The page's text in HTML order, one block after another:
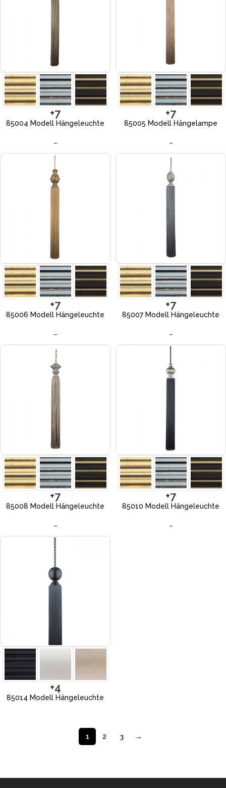
+7
85004 Modell Hängeleuchte
–
+7
85005 Modell Hängelampe
–
+7
85006 Modell Hängeleuchte
–
+7
85007 Modell Hängeleuchte
–
+7
85008 Modell Hängeleuchte
–
+7
85010 Modell Hängeleuchte
–
+4
85014 Modell Hängeleuchte
1 2 3 →